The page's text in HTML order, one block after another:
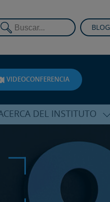
BLOG
VIDEOCONFERENCIA
DEL INSTITUTO
EQUIPO
ATENCIÓN PERSONALIZADA
UNIDAD DE ACOMPAÑAMIENTO
PSICOLÓGICO